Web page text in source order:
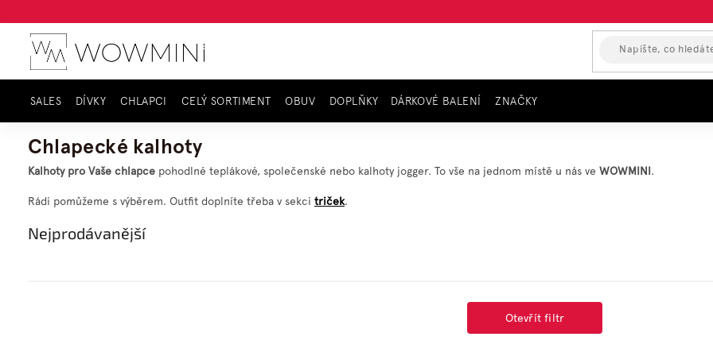
na
SALES DÍVKY CHLAPCI CELÝ SORTIMENT OBUV DOPLŇKY DÁRKOVÉ BALENÍ ZNAČKY
Chlapecké kalhoty
Kalhoty pro Vaše chlapce pohodlné teplákové, společenské nebo kalhoty jogger. To vše na jednom místě u nás ve WOWMINI.
Rádi pomůžeme s výběrem. Outfit doplníte třeba v sekci triček.
Nejprodávanější
Otevřít filtr